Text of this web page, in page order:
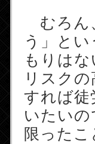
むろん
う」と
もりは
リスク
すれば徒
いたい
限ったこ